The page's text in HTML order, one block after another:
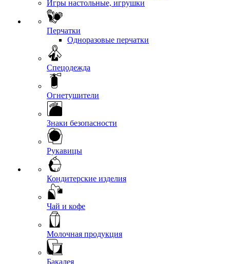
Игры настольные, игрушки
Перчатки
Одноразовые перчатки
Спецодежда
Огнетушители
Знаки безопасности
Рукавицы
Кондитерские изделия
Чай и кофе
Молочная продукция
Бакалея